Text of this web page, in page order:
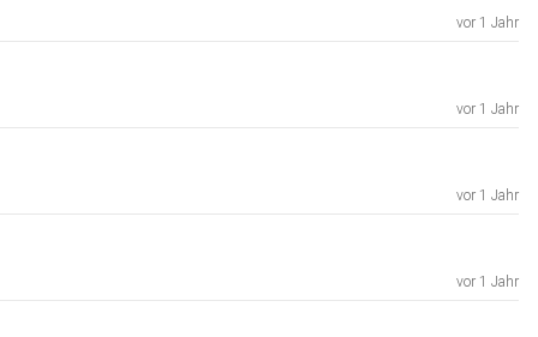
vor 1 Jahr
vor 1 Jahr
vor 1 Jahr
vor 1 Jahr